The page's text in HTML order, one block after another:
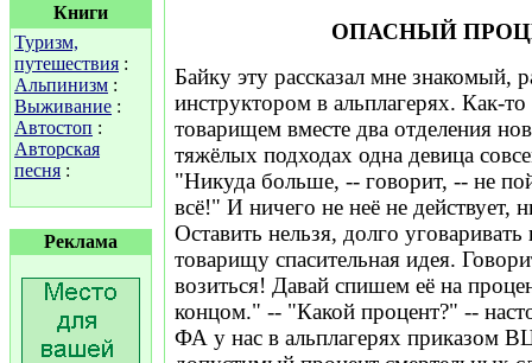
Книги
Туризм,
путешествия :
Альпинизм :
Выживание :
Автостоп :
Авторская
песня :
Реклама
ОПАСНЫЙ
Байку эту рассказал мне знакомый,
инструктором в альплагерях. Как-
товарищем вместе два отделения
тяжёлых подходах одна девица
"Никуда больше, -- говорит, -- не
всё!" И ничего не неё не действует,
Оставить нельзя, долго
товарищу спасительная идея.
возиться! Давай спишем её на
концом." -- "Какой процент?" --
ФА у нас в альплагерях приказом